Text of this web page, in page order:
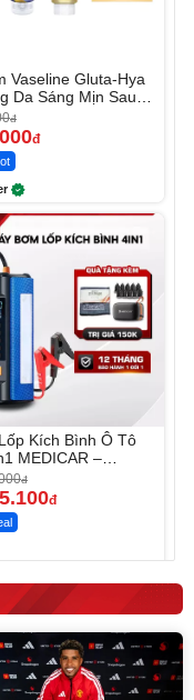
Vaseline Gluta-Hya
Da Sáng Mịn Sau 7
đ
đ
Kích Bình Ô Tô
MEDICAR –
đ
đ
xe cầm tay xịt rửa
có tạo bọt tuyết
đ
nhiều